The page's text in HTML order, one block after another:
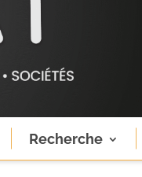
Recherche